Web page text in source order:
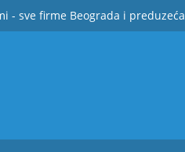
- sve firme Beograda i